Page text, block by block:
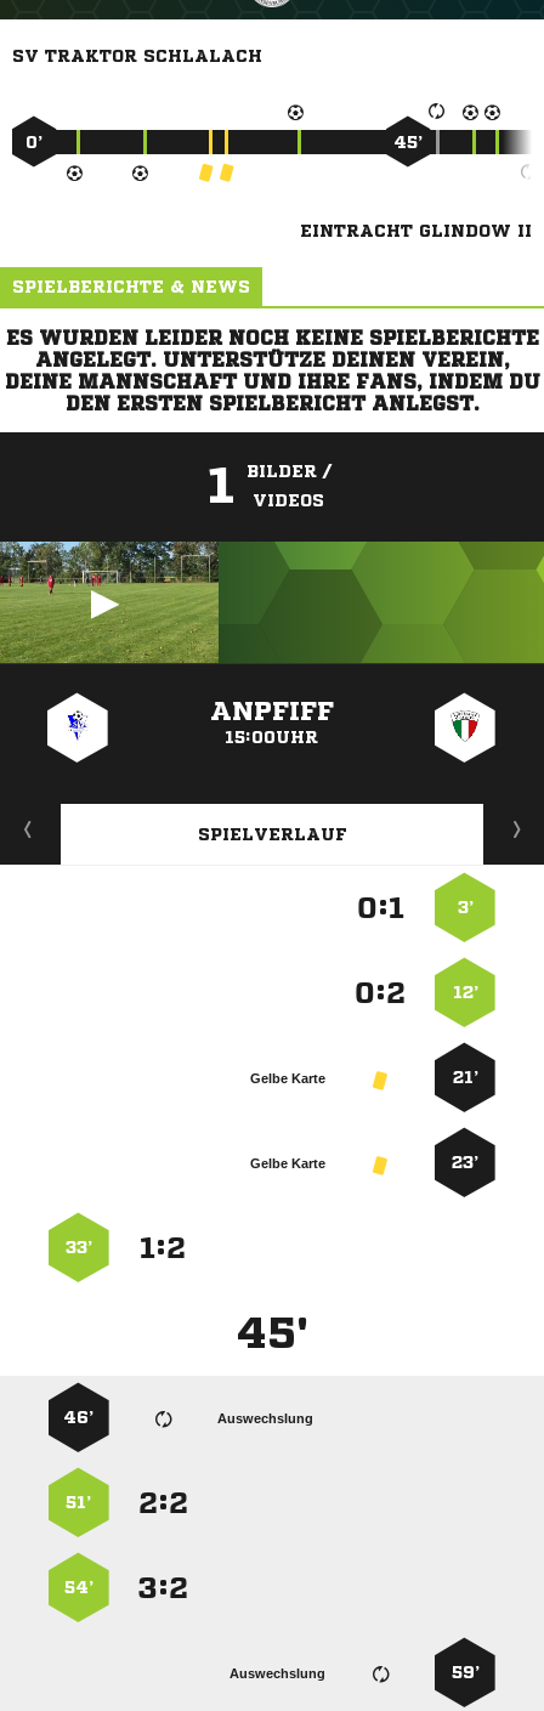
SV TRAKTOR SCHLALACH
0’ 45’
EINTRACHT GLINDOW II
SPIELBERICHTE & NEWS
ES WURDEN LEIDER NOCH KEINE SPIELBERICHTE
ANGELEGT. UNTERSTÜTZE DEINEN VEREIN,
DEINE MANNSCHAFT UND IHRE FANS, INDEM DU
DEN ERSTEN SPIELBERICHT ANLEGST.
1
BILDER /
VIDEOS
ANPFIFF
15:00UHR
SPIELVERLAUF
3’
:
12’
:
21’
Gelbe Karte
23’
Gelbe Karte
:
33’
45'
Auswechslung
46’
:
51’
:
54’
59’
Auswechslung